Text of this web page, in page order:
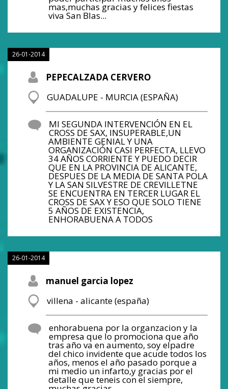
mas,muchas gracias y felices fiestas
viva San Blas...
26-01-2014
PEPECALZADA CERVERO
GUADALUPE - MURCIA (ESPAÑA)
MI SEGUNDA INTERVENCIÓN EN EL
CROSS DE SAX, INSUPERABLE,UN
AMBIENTE GENIAL Y UNA
ORGANIZACIÓN CASI PERFECTA, LLEVO
34 AÑOS CORRIENTE Y PUEDO DECIR
QUE EN LA PROVINCIA DE ALICANTE,
DESPUES DE LA MEDIA DE SANTA POLA
Y LA SAN SILVESTRE DE CREVILLETNE
SE ENCUENTRA EN TERCER LUGAR EL
CROSS DE SAX Y ESO QUE SOLO TIENE
5 AÑOS DE EXISTENCIA,
ENHORABUENA A TODOS
26-01-2014
manuel garcia lopez
villena - alicante (españa)
enhorabuena por la organzacion y la
empresa que lo promociona que año
tras año va en aumento, soy elpadre
del chico invidente que acude todos los
años, menos el año pasado porque a
mi medio un infarto,y gracias por el
detalle que teneis con el siempre,